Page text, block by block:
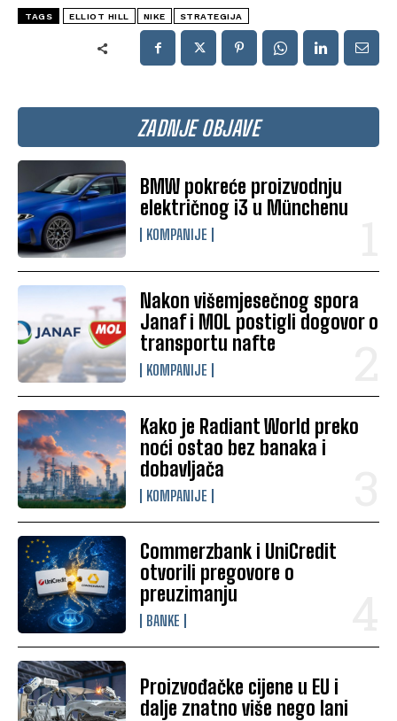
ZADNJE OBJAVE
BMW pokreće proizvodnju
električnog i3 u Münchenu
KOMPANIJE
Nakon višemjesečnog spora
Janaf i MOL postigli dogovor o
transportu nafte
KOMPANIJE
Kako je Radiant World preko
noći ostao bez banaka i
dobavljača
KOMPANIJE
Commerzbank i UniCredit
otvorili pregovore o
preuzimanju
BANKE
Proizvođačke cijene u EU i
dalje znatno više nego lani
TAGS ELLIOT HILL NIKE STRATEGIJA